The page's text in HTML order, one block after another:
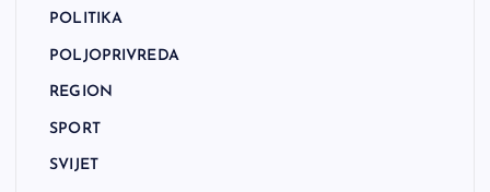
POLITIKA
POLJOPRIVREDA
REGION
SPORT
SVIJET